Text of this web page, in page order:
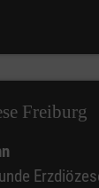
Freiburg